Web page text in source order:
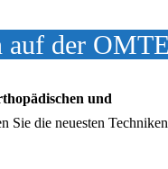
der
und
Sie die neuesten